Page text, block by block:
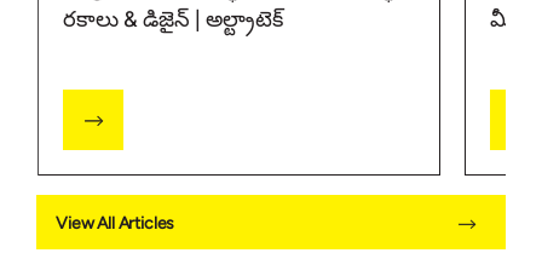
రకాలు & డిజైన్ | అల్ట్రాటెక్
మీ
View All Articles